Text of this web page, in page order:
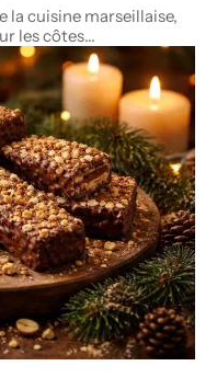
la cuisine marseillaise,
les côtes…